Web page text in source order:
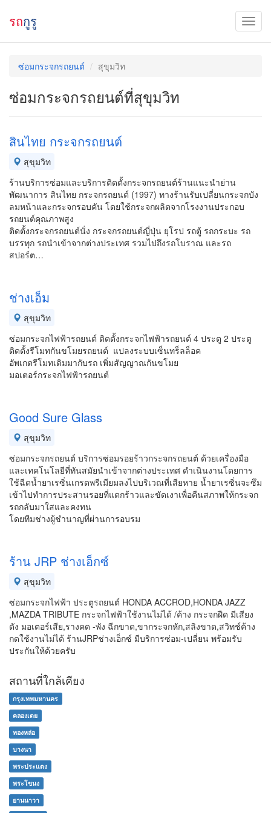
รถกูรู
ซ่อมกระจกรถยนต์ สุขุมวิท
ซ่อมกระจกรถยนต์ที่สุขุมวิท
สินไทย กระจกรถยนต์
สุขุมวิท
ร้านบริการซ่อมและบริการติดตั้งกระจกรถยนต์ร้านแนะนำย่าน
พัฒนาการ สินไทย กระจกรถยนต์ (1997) ทางร้านรับเปลี่ยนกระจกบัง
ลมหน้าและกระจกรอบคัน โดยใช้กระจกผลิตจากโรงงานประกอบ
รถยนต์คุณภาพสูง
ติดตั้งกระจกรถยนต์นั่ง กระจกรถยนต์ญี่ปุ่น ยุโรป รถตู้ รถกระบะ รถ
บรรทุก รถนำเข้าจากต่างประเทศ รวมไปถึงรถโบราณ และรถ
สปอร์ต…
ช่างเอ็ม
สุขุมวิท
ซ่อมกระจกไฟฟ้ารถยนต์ ติดตั้งกระจกไฟฟ้ารถยนต์ 4 ประตู 2 ประตู
ติดตั้งรีโมทกันขโมยรถยนต์ แปลงระบบเซ็นทร็ลล็อค
อัพเกตรีโมทเดิมมากับรถ เพิ่มสัญญาณกันขโมย
มอเตอร์กระจกไฟฟ้ารถยนต์
Good Sure Glass
สุขุมวิท
ซ่อมกระจกรถยนต์ บริการซ่อมรอยร้าวกระจกรถยนต์ ด้วยเครื่องมือ
และเทคโนโลยีที่ทันสมัยนำเข้าจากต่างประเทศ ดำเนินงานโดยการ
ใช้ฉีดน้ำยาเรซิ่นเกรดพรีเมียมลงไปบริเวณที่เสียหาย น้ำยาเรซิ่นจะซึม
เข้าไปทำการประสานรอยที่แตกร้าวและขัดเงาเพื่อคืนสภาพให้กระจก
รถกลับมาใสและคงทน
โดยทีมช่างผู้ชำนาญที่ผ่านการอบรม
ร้าน JRP ช่างเอ็กซ์
สุขุมวิท
ซ่อมกระจกไฟฟ้า ประตูรถยนต์ HONDA ACCROD,HONDA JAZZ
,MAZDA TRIBUTE กระจกไฟฟ้าใช้งานไม่ได้ /ค้าง กระจกฝืด มีเสียง
ดัง มอเตอร์เสีย,รางคด -พัง ฉีกขาด,ขากระจกหัก,สลิงขาด,สวิทช์ค้าง
กดใช้งานไม่ได้ ร้านJRPช่างเอ็กซ์ มีบริการซ่อม-เปลี่ยน พร้อมรับ
ประกันให้ด้วยครับ
สถานที่ใกล้เคียง
กรุงเทพมหานคร
คลองเตย
ทองหล่อ
บางนา
พระประแดง
พระโขนง
ยานนาวา